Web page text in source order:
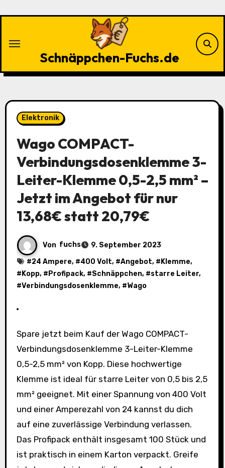
Schnäppchen-Fuchs.de
Elektronik
Wago COMPACT-
Verbindungsdosenklemme 3-
Leiter-Klemme 0,5-2,5 mm² –
Jetzt im Angebot für nur
13,68€ statt 20,79€
Von fuchs
9. September 2023
#24 Ampere, #400 Volt, #Angebot, # Klemme,
# Kopp, # Profipack, #Schnäppchen, #starre Leiter,
#Verbindungsdosenklemme, #Wago
Spare jetzt beim Kauf der Wago COMPACT-
Verbindungsdosenklemme 3-Leiter-Klemme
0,5-2,5 mm² von Kopp. Diese hochwertige
Klemme ist ideal für starre Leiter von 0,5 bis 2,5
mm² geeignet. Mit einer Spannung von 400 Volt
und einer Amperezahl von 24 kannst du dich
auf eine zuverlässige Verbindung verlassen.
Das Profipack enthält insgesamt 100 Stück und
ist praktisch in einem Karton verpackt. Greife